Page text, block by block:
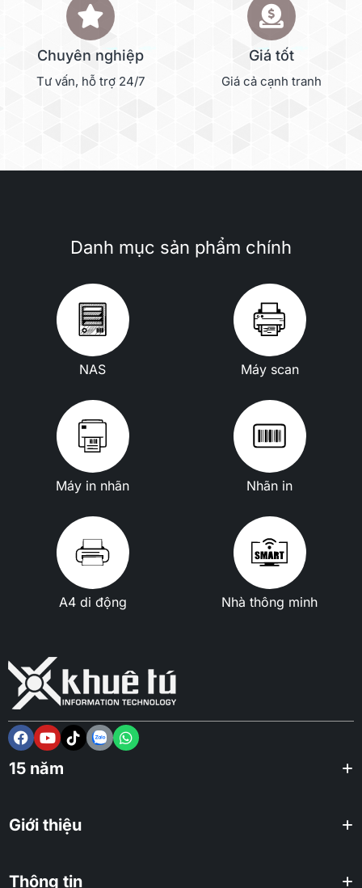
Chuyên nghiệp
Tư vấn, hỗ trợ 24/7
Giá tốt
Giá cả cạnh tranh
Danh mục sản phẩm chính
NAS Máy scan
Máy in nhãn Nhãn in
A4 di động Nhà thông minh
15 năm
Giới thiệu
Thông tin